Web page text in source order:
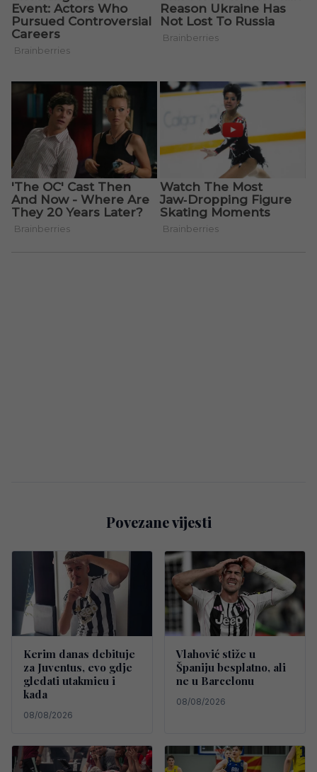
Povezane vijesti
Kerim danas debituje
za Juventus, evo gdje
gledati utakmicu i
kada
08/08/2026
Vlahović stiže u
Španiju besplatno, ali
ne u Barcelonu
08/08/2026